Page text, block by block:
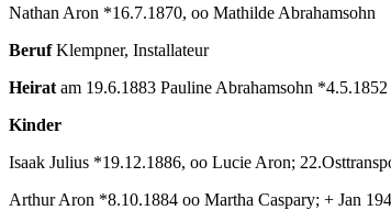
Nathan Aron *16.7.1870, oo Mathilde Abrahamsohn
BerufKlempner, Installateur
Heirat am 19.6.1883 Pauline Abrahamsohn *4.5.1852
Kinder
Isaak Julius *19.12.1886, oo Lucie Aron;
Arthur Aron *8.10.1884 oo Martha Caspary; + Jan